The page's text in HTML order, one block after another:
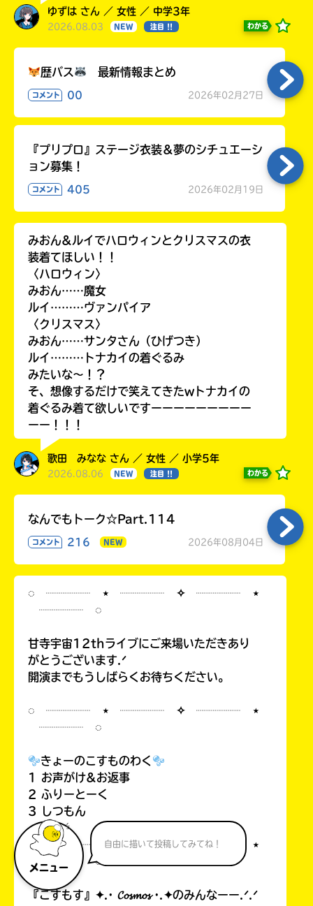
メニュー
自由に描いて投稿してみてね！
ゆずは さん ／ 女性 ／ 中学3年
2026.08.03 NEW 注目 !! わかる
歴バス 最新情報まとめ
コメント 00 2026年02月27日
『プリプロ』ステージ衣装＆夢のシチュエーシ
ョン募集！
コメント 405 2026年02月19日
みおん&ルイでハロウィンとクリスマスの衣
装着てほしい！！
〈ハロウィン〉
みおん……魔女
ルイ………ヴァンパイア
〈クリスマス〉
みおん……サンタさん（ひげつき）
ルイ………トナカイの着ぐるみ
みたいな〜！？
そ、想像するだけで笑えてきたwトナカイの
着ぐるみ着て欲しいですーーーーーーーーー
ーー！！！
歌田 みなな さん ／ 女性 ／ 小学5年
2026.08.06 NEW 注目 !! わかる
なんでもトーク☆Part.114
コメント 216 NEW 2026年08月04日
◌ ┈┈┈┈ ⋆ ┈┈┈┈ ✧ ┈┈┈┈ ⋆
┈┈┈┈ ◌
甘寺宇宙12thライブにご来場いただきあり
がとうございます.ᐟ
開演までもうしばらくお待ちください。
◌ ┈┈┈┈ ⋆ ┈┈┈┈ ✧ ┈┈┈┈ ⋆
┈┈┈┈ ◌
きょーのこすものわく
1 お声がけ&お返事
2 ふりーとーく
3 しつもん
◌ ┈┈┈┈ ⋆ ┈┈┈┈ ✧ ┈┈┈┈ ⋆
┈┈┈┈ ◌
『こすもす』✦.· 𝓒𝓸𝓼𝓶𝓸𝓼 ·.✦のみんなーー.ᐟ.ᐟ